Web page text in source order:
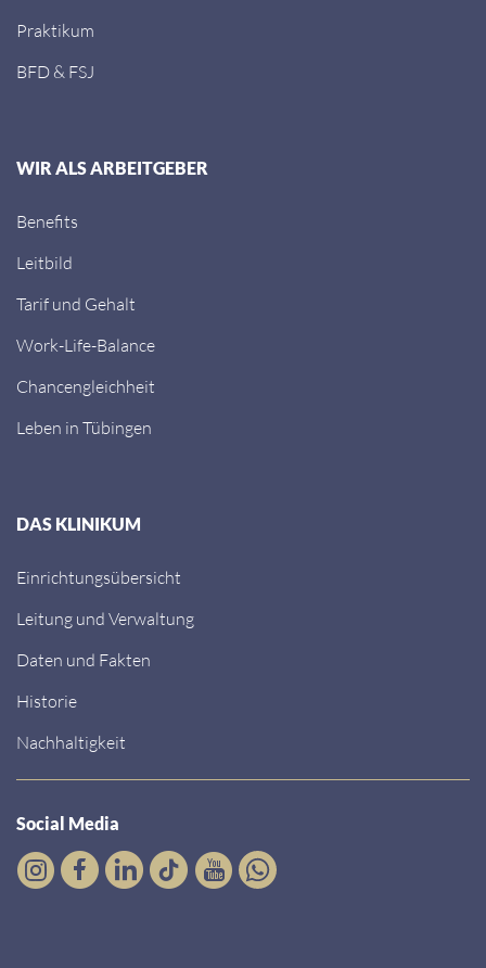
Praktikum
BFD & FSJ
WIR ALS ARBEITGEBER
Benefits
Leitbild
Tarif und Gehalt
Work-Life-Balance
Chancengleichheit
Leben in Tübingen
DAS KLINIKUM
Einrichtungsübersicht
Leitung und Verwaltung
Daten und Fakten
Historie
Nachhaltigkeit
Social Media